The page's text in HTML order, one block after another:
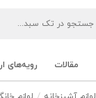
مقالات رویه‌های